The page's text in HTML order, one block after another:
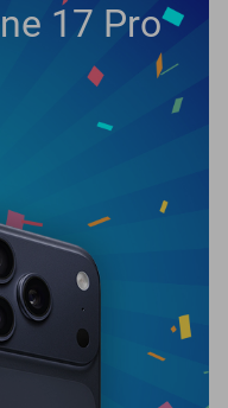
17 Pro